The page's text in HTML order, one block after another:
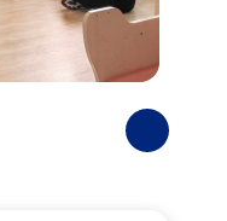
Photos
suivantes